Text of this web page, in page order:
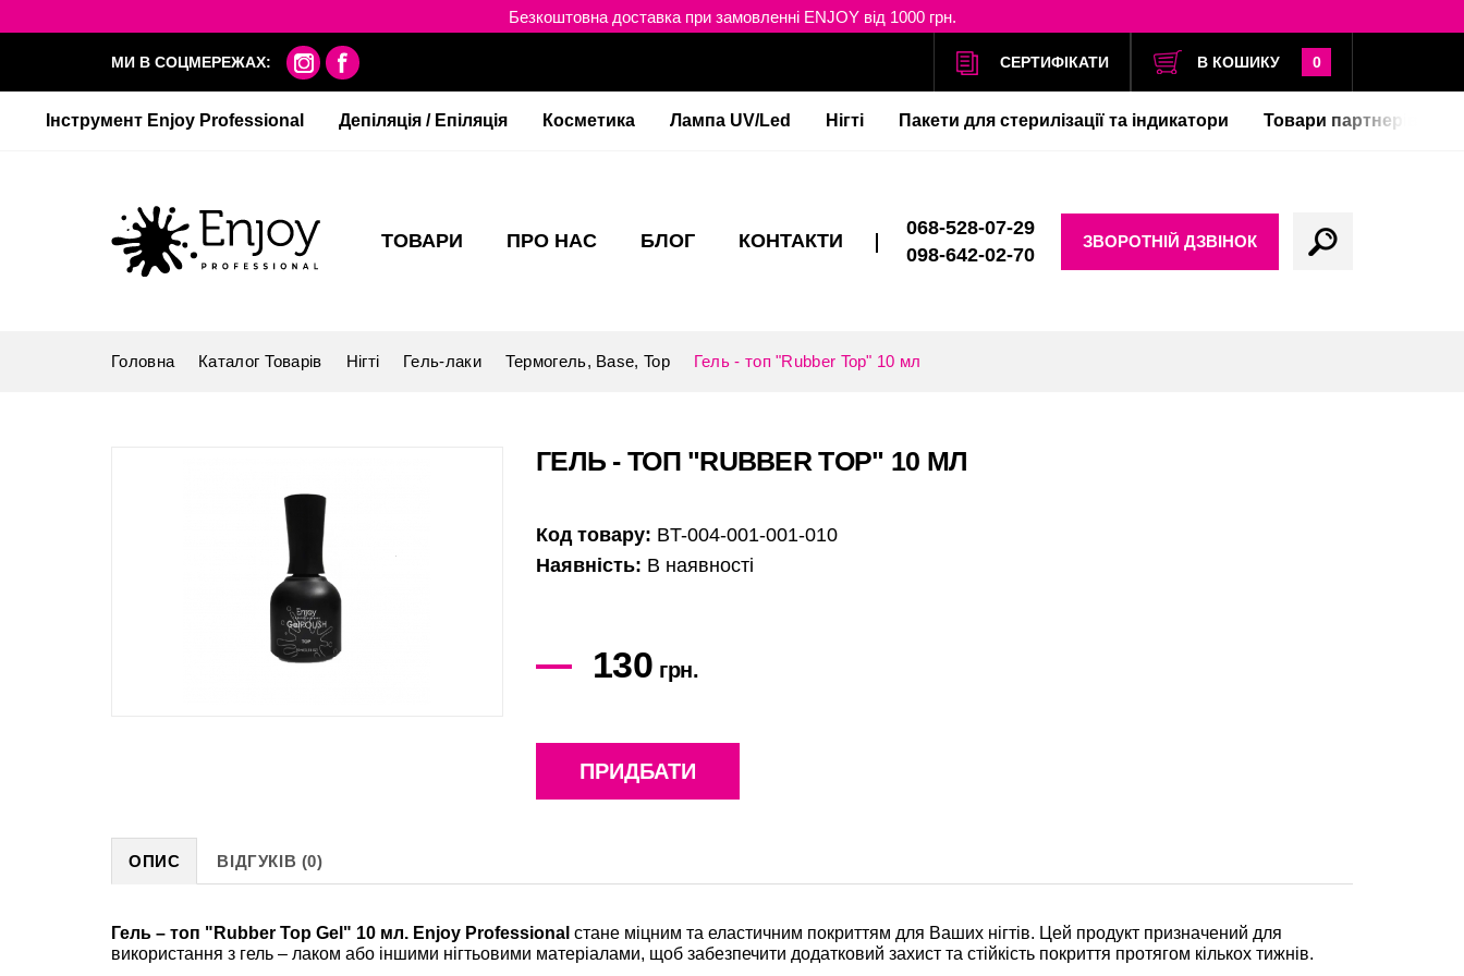
Безкоштовна доставка при замовленні ENJOY від 1000 грн.
МИ В СОЦМЕРЕЖАХ: СЕРТИФІКАТИ В КОШИКУ 0
Інструмент Enjoy Professional Депіляція / Епіляція Косметика Лампа UV/Led Нігті Пакети для стерилізації та індикатори Товари партнерів
ТОВАРИ ПРО НАС БЛОГ КОНТАКТИ
068-528-07-29
098-642-02-70
ЗВОРОТНІЙ ДЗВІНОК
Головна Каталог Товарів Нігті Гель-лаки Термогель, Base, Top Гель - топ "Rubber Top" 10 мл
ГЕЛЬ - ТОП "RUBBER TOP" 10 МЛ
Код товару: BT-004-001-001-010
Наявність: В наявності
130 грн.
ПРИДБАТИ
ОПИС ВІДГУКІВ (0)
Гель – топ "Rubber Top Gel" 10 мл. Enjoy Professional стане міцним та еластичним покриттям для Ваших нігтів. Цей продукт призначений для
використання з гель – лаком або іншими нігтьовими матеріалами, щоб забезпечити додатковий захист та стійкість покриття протягом кількох тижнів.